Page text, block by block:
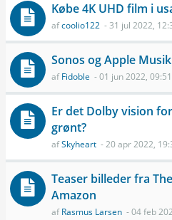
Købe 4K UHD film i
afcoolio122 - 31 jul 2022,
Sonos og Apple Musik
afFidoble - 01 jun 2022, 09:51
Er det Dolby vision
grønt?
afSkyheart - 20 apr 2022,
Teaser billeder fra
Amazon
afRasmus Larsen - 04 feb